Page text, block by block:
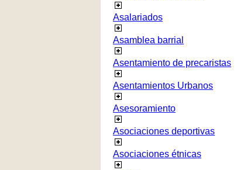
Asalariados
Asamblea barrial
Asentamiento de precaristas
Asentamientos Urbanos
Asesoramiento
Asociaciones deportivas
Asociaciones étnicas